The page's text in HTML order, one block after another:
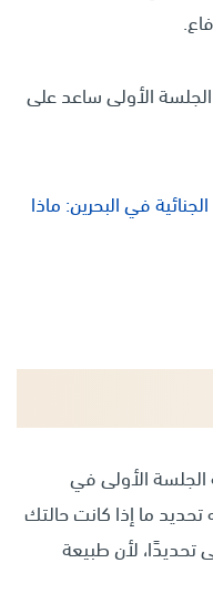
الأولى ساعد على
في البحرين: ماذا
الجلسة الأولى في
تحديد ما إذا كانت حالتك
لأن طبيعة